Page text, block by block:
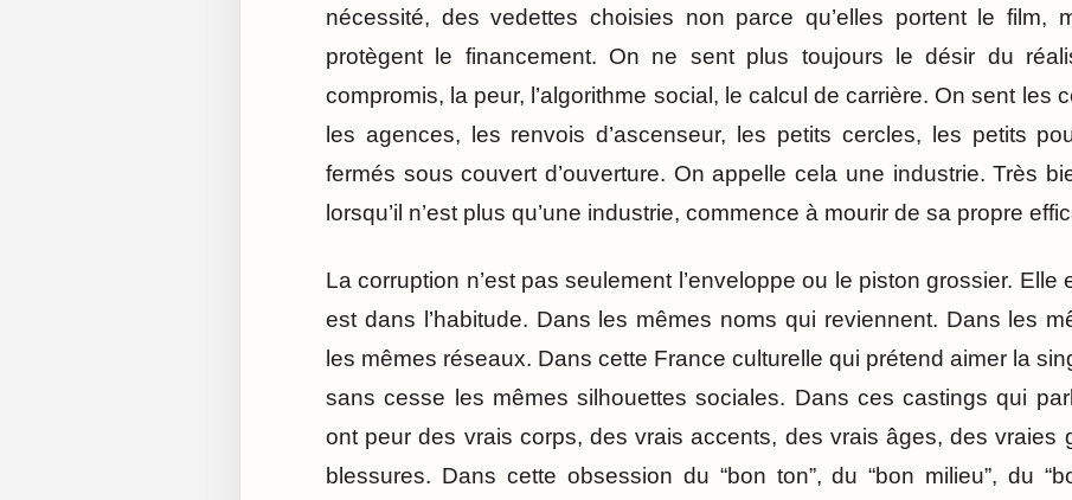
nécessité, des vedettes choisies non parce qu’elles portent le film,
protègent le financement. On ne sent plus toujours le désir du
compromis, la peur, l’algorithme social, le calcul de carrière. On sent les
les agences, les renvois d’ascenseur, les petits cercles, les petits
fermés sous couvert d’ouverture. On appelle cela une industrie. Très
lorsqu’il n’est plus qu’une industrie, commence à mourir de sa propre
La corruption n’est pas seulement l’enveloppe ou le piston grossier. Elle
est dans l’habitude. Dans les mêmes noms qui reviennent. Dans les
les mêmes réseaux. Dans cette France culturelle qui prétend aimer la
sans cesse les mêmes silhouettes sociales. Dans ces castings qui
ont peur des vrais corps, des vrais accents, des vrais âges, des vraies
blessures. Dans cette obsession du “bon ton”, du “bon milieu”, du